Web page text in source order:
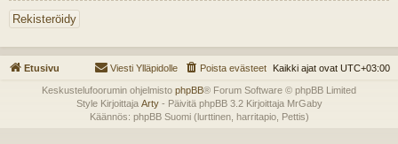
Rekisteröidy
Etusivu Kaikki ajat ovat UTC+03:00
Poista evästeet
Viesti Ylläpidolle
Keskustelufoorumin ohjelmisto phpBB® Forum Software © phpBB Limited
Style Kirjoittaja Arty- Päivitä phpBB 3.2 Kirjoittaja MrGaby
Käännös: phpBB Suomi (lurttinen, harritapio, Pettis)